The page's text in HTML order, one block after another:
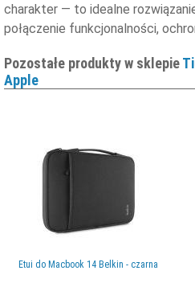
charakter — to idealne
połączenie funkcjonalności,
Pozostałe produkty w sklepie
Apple
Etui do Macbook 14 Belkin - czarna